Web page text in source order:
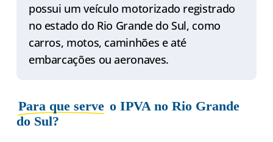
possui um veículo motorizado registrado
no estado do Rio Grande do Sul, como
carros, motos, caminhões e até
embarcações ou aeronaves.
Para que serve o IPVA no Rio Grande
do Sul?